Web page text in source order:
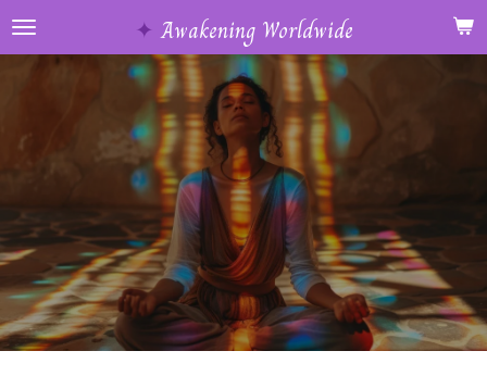
Ga
direct
✦ Awakening Worldwide